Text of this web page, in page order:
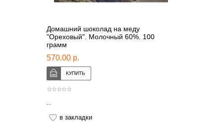
Домашний шоколад на меду
"Ореховый". Молочный 60%. 100
грамм
570.00 р.
в закладки